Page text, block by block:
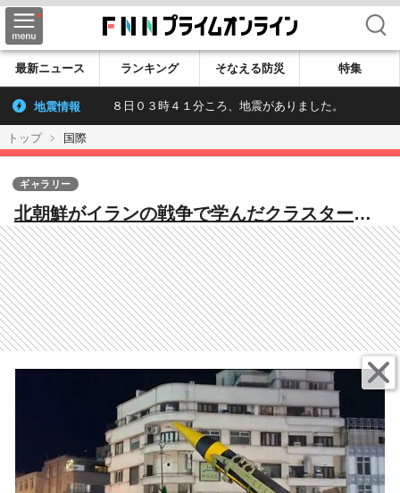
検索
最新ニュース ランキング そなえる防災 特集
地震情報 ８日０３時４１分ころ、地震がありました。
トップ 国際
北朝鮮がイランの戦争で学んだクラスター搭
載ミサイルの活用方法 日本・韓国の「ミサ
イル防衛」も突破可能な新戦術
ギャラリー